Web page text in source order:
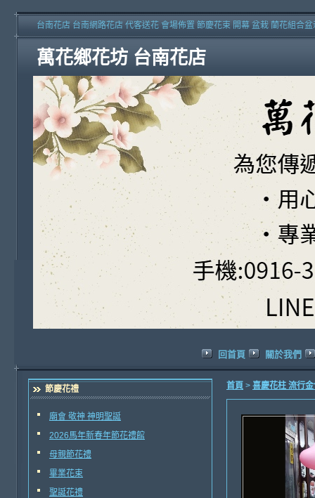
萬花鄉花坊 台南花店
台南花店 台南網路花店 代客送花 會場佈置 節慶花束 開幕 盆栽 蘭花組合
回首頁 關於我們
節慶花禮
廟會 敬神 神明聖誕
2026馬年新春年節花禮館
母親節花禮
畢業花束
聖誕花禮
首頁 > 喜慶花柱 流行